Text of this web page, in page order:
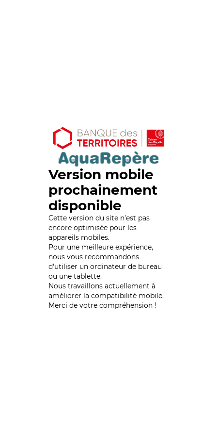
Version mobile
prochainement
disponible
Cette version du site n’est pas
encore optimisée pour les
appareils mobiles.
Pour une meilleure expérience,
nous vous recommandons
d'utiliser un ordinateur de bureau
ou une tablette.
Nous travaillons actuellement à
améliorer la compatibilité mobile.
Merci de votre compréhension !